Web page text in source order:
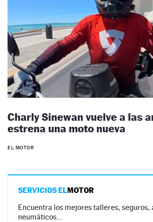
Charly Sinewan vuelve a las
estrena una moto nueva
EL MOTOR
SERVICIOS ELMOTOR
Encuentra los mejores talleres, seguros,
neumáticos…